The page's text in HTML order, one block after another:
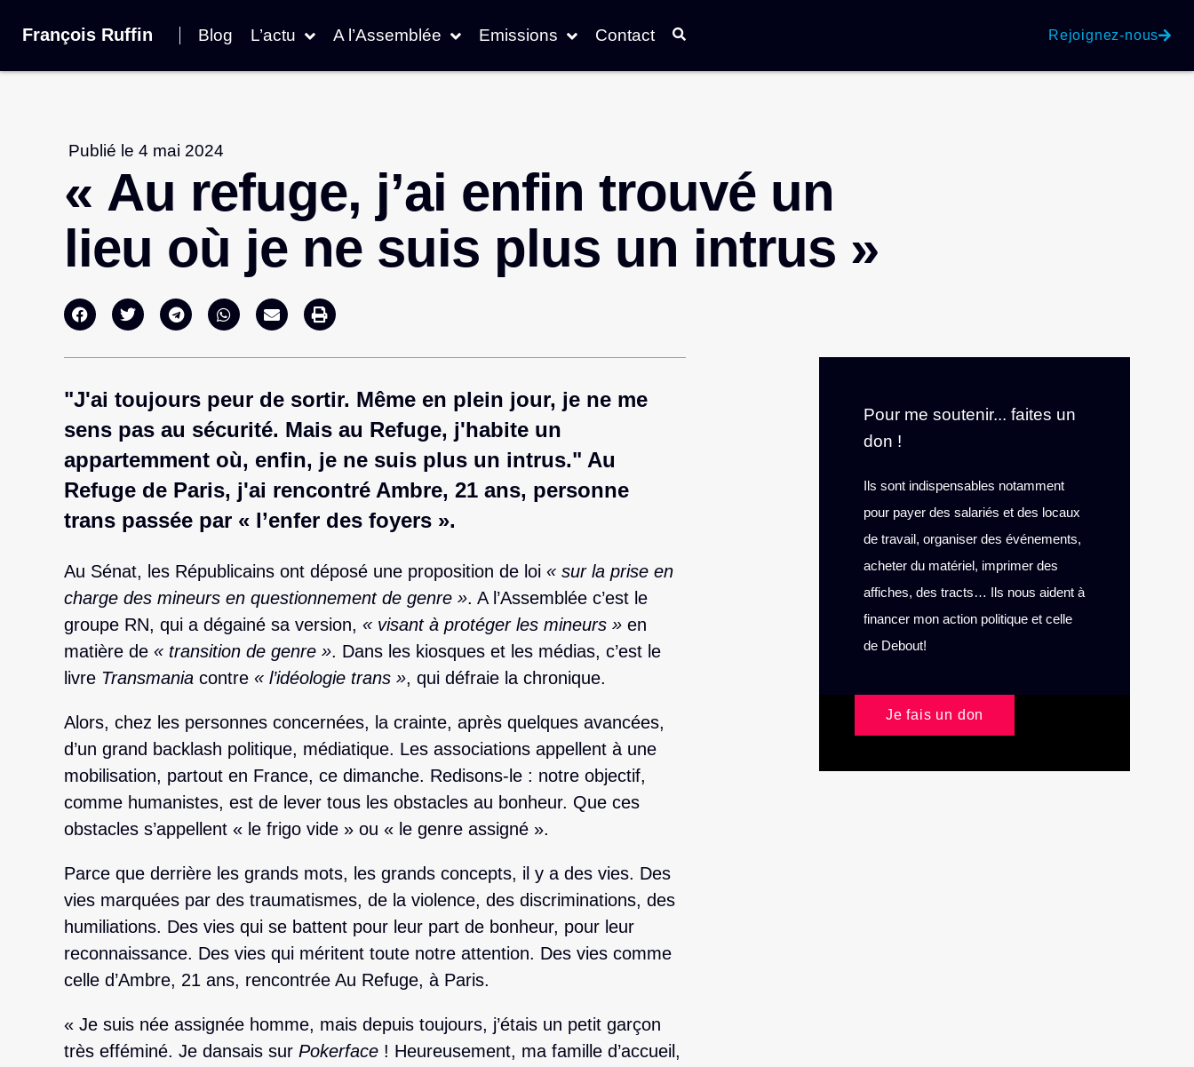
François Ruffin Blog L’actu A l’Assemblée Emissions Contact Rejoignez-nous
Publié le 4 mai 2024
« Au refuge, j’ai enfin trouvé un
lieu où je ne suis plus un intrus »
"J'ai toujours peur de sortir. Même en plein jour, je ne me
sens pas au sécurité. Mais au Refuge, j'habite un
appartemment où, enfin, je ne suis plus un intrus." Au
Refuge de Paris, j'ai rencontré Ambre, 21 ans, personne
trans passée par « l’enfer des foyers ».
Au Sénat, les Républicains ont déposé une proposition de loi « sur la prise en
charge des mineurs en questionnement de genre ». A l’Assemblée c’est le
groupe RN, qui a dégainé sa version, « visant à protéger les mineurs » en
matière de « transition de genre ». Dans les kiosques et les médias, c’est le
livre Transmania contre « l’idéologie trans », qui défraie la chronique.
Alors, chez les personnes concernées, la crainte, après quelques avancées,
d’un grand backlash politique, médiatique. Les associations appellent à une
mobilisation, partout en France, ce dimanche. Redisons-le : notre objectif,
comme humanistes, est de lever tous les obstacles au bonheur. Que ces
obstacles s’appellent « le frigo vide » ou « le genre assigné ».
Parce que derrière les grands mots, les grands concepts, il y a des vies. Des
vies marquées par des traumatismes, de la violence, des discriminations, des
humiliations. Des vies qui se battent pour leur part de bonheur, pour leur
reconnaissance. Des vies qui méritent toute notre attention. Des vies comme
celle d’Ambre, 21 ans, rencontrée Au Refuge, à Paris.
« Je suis née assignée homme, mais depuis toujours, j’étais un petit garçon
très efféminé. Je dansais sur Pokerface ! Heureusement, ma famille d’accueil,
Pour me soutenir... faites un
don !
Ils sont indispensables notamment
pour payer des salariés et des locaux
de travail, organiser des événements,
acheter du matériel, imprimer des
affiches, des tracts… Ils nous aident à
financer mon action politique et celle
de Debout!
Je fais un don